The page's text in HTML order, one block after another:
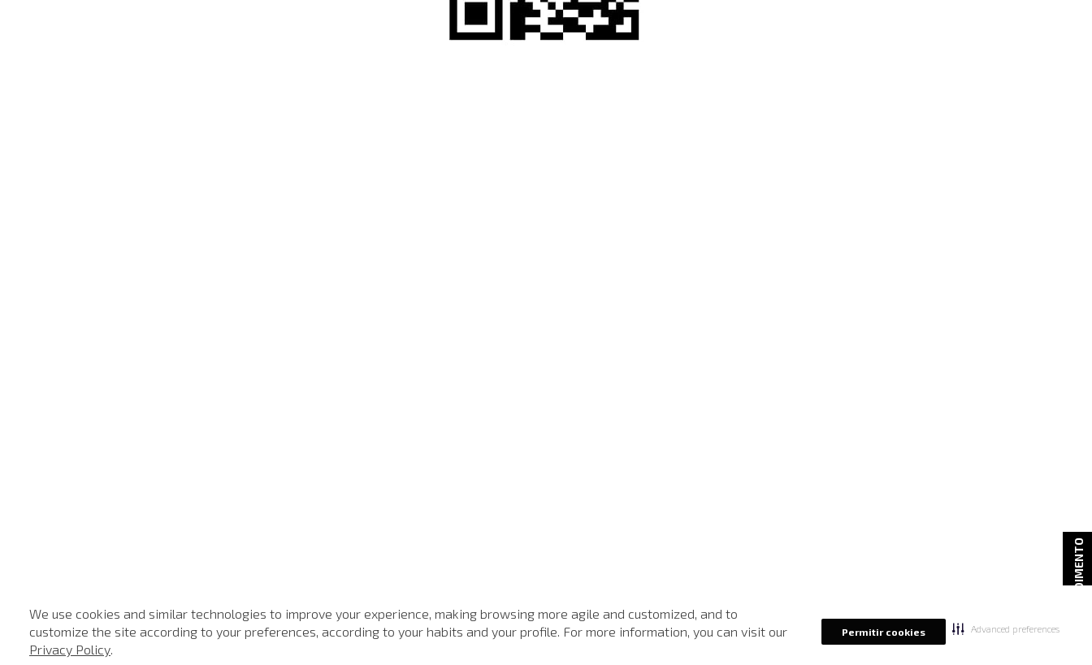
We use cookies and similar technologies to improve your experience, making browsing more agile and customized, and to
customize the site according to your preferences, according to your habits and your profile. For more information, you can visit our
Privacy Policy.
Permitir cookies Advanced preferences
ATENDIMENTO